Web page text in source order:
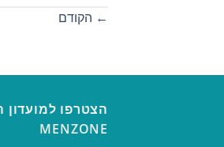
← הקודם
הצטרפו
MENZONE